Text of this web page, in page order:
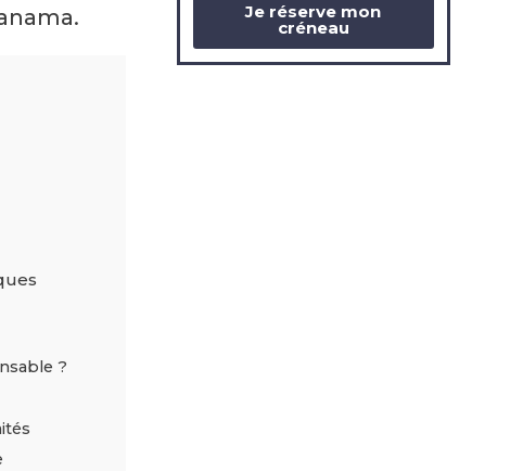
?
Je réserve mon
créneau